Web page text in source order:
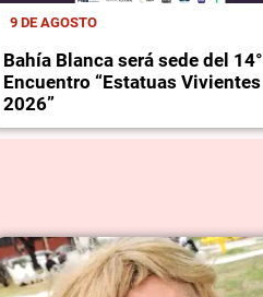
9 DE AGOSTO
Bahía Blanca será sede del 14°
Encuentro “Estatuas Vivientes
2026”